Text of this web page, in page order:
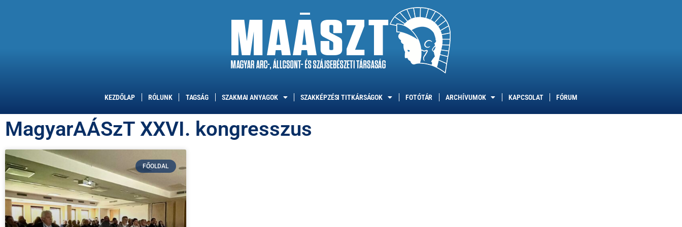
KEZDŐLAP RÓLUNK TAGSÁG SZAKMAI ANYAGOK SZAKKÉPZÉSI TITKÁRSÁGOK FOTÓTÁR ARCHÍVUMOK KAPCSOLAT FÓRUM
MagyarAÁSzT XXVI. kongresszus
FŐOLDAL